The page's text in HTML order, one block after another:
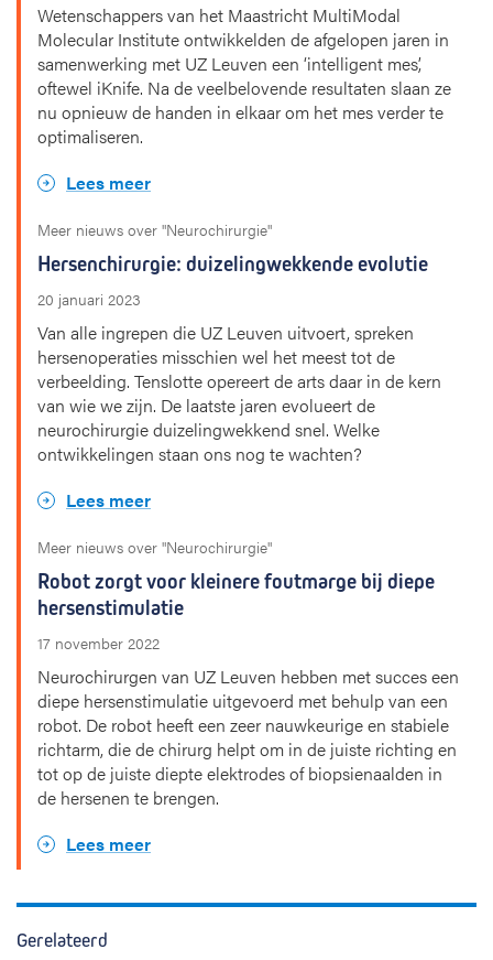
Wetenschappers van het Maastricht MultiModal
Molecular Institute ontwikkelden de afgelopen jaren in
samenwerking met UZ Leuven een ‘intelligent mes’,
oftewel iKnife. Na de veelbelovende resultaten slaan ze
nu opnieuw de handen in elkaar om het mes verder te
optimaliseren.
Lees meer
Meer nieuws over "Neurochirurgie"
Hersenchirurgie: duizelingwekkende evolutie
20 januari 2023
Van alle ingrepen die UZ Leuven uitvoert, spreken
hersenoperaties misschien wel het meest tot de
verbeelding. Tenslotte opereert de arts daar in de kern
van wie we zijn. De laatste jaren evolueert de
neurochirurgie duizelingwekkend snel. Welke
ontwikkelingen staan ons nog te wachten?
Lees meer
Meer nieuws over "Neurochirurgie"
Robot zorgt voor kleinere foutmarge bij diepe
hersenstimulatie
17 november 2022
Neurochirurgen van UZ Leuven hebben met succes een
diepe hersenstimulatie uitgevoerd met behulp van een
robot. De robot heeft een zeer nauwkeurige en stabiele
richtarm, die de chirurg helpt om in de juiste richting en
tot op de juiste diepte elektrodes of biopsienaalden in
de hersenen te brengen.
Lees meer
Gerelateerd